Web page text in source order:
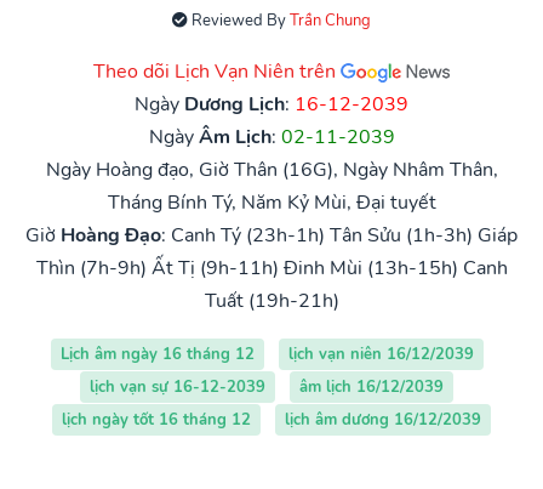
Reviewed ByTrần Chung
Theo dõi Lịch Vạn Niên trên
Ngày Dương Lịch: 16-12-2039
NgàyÂm Lịch: 02-11-2039
Ngày Hoàng đạo, Giờ Thân (16G), Ngày Nhâm Thân,
Tháng Bính Tý, Năm Kỷ Mùi, Đại tuyết
Giờ Hoàng Đạo: Canh Tý (23h-1h) Tân Sửu (1h-3h) Giáp
Thìn (7h-9h) Ất Tị (9h-11h) Đinh Mùi (13h-15h) Canh
Tuất (19h-21h)
Lịch âm ngày 16 tháng 12
lịch vạn niên 16/12/2039
lịch vạn sự 16-12-2039
âm lịch 16/12/2039
lịch ngày tốt 16 tháng 12
lịch âm dương 16/12/2039